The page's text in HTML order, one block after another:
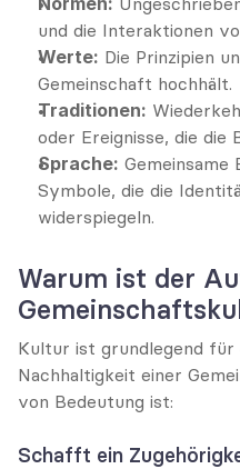
und die Interaktionen
Werte: Die Prinzipien
Gemeinschaft hochhält.
Traditionen:
oder Ereignisse, die die
Sprache: Gemeinsame
Symbole, die die
widerspiegeln.
Warum ist der
Kultur ist grundlegend für
Nachhaltigkeit einer
von Bedeutung ist:
Schafft ein